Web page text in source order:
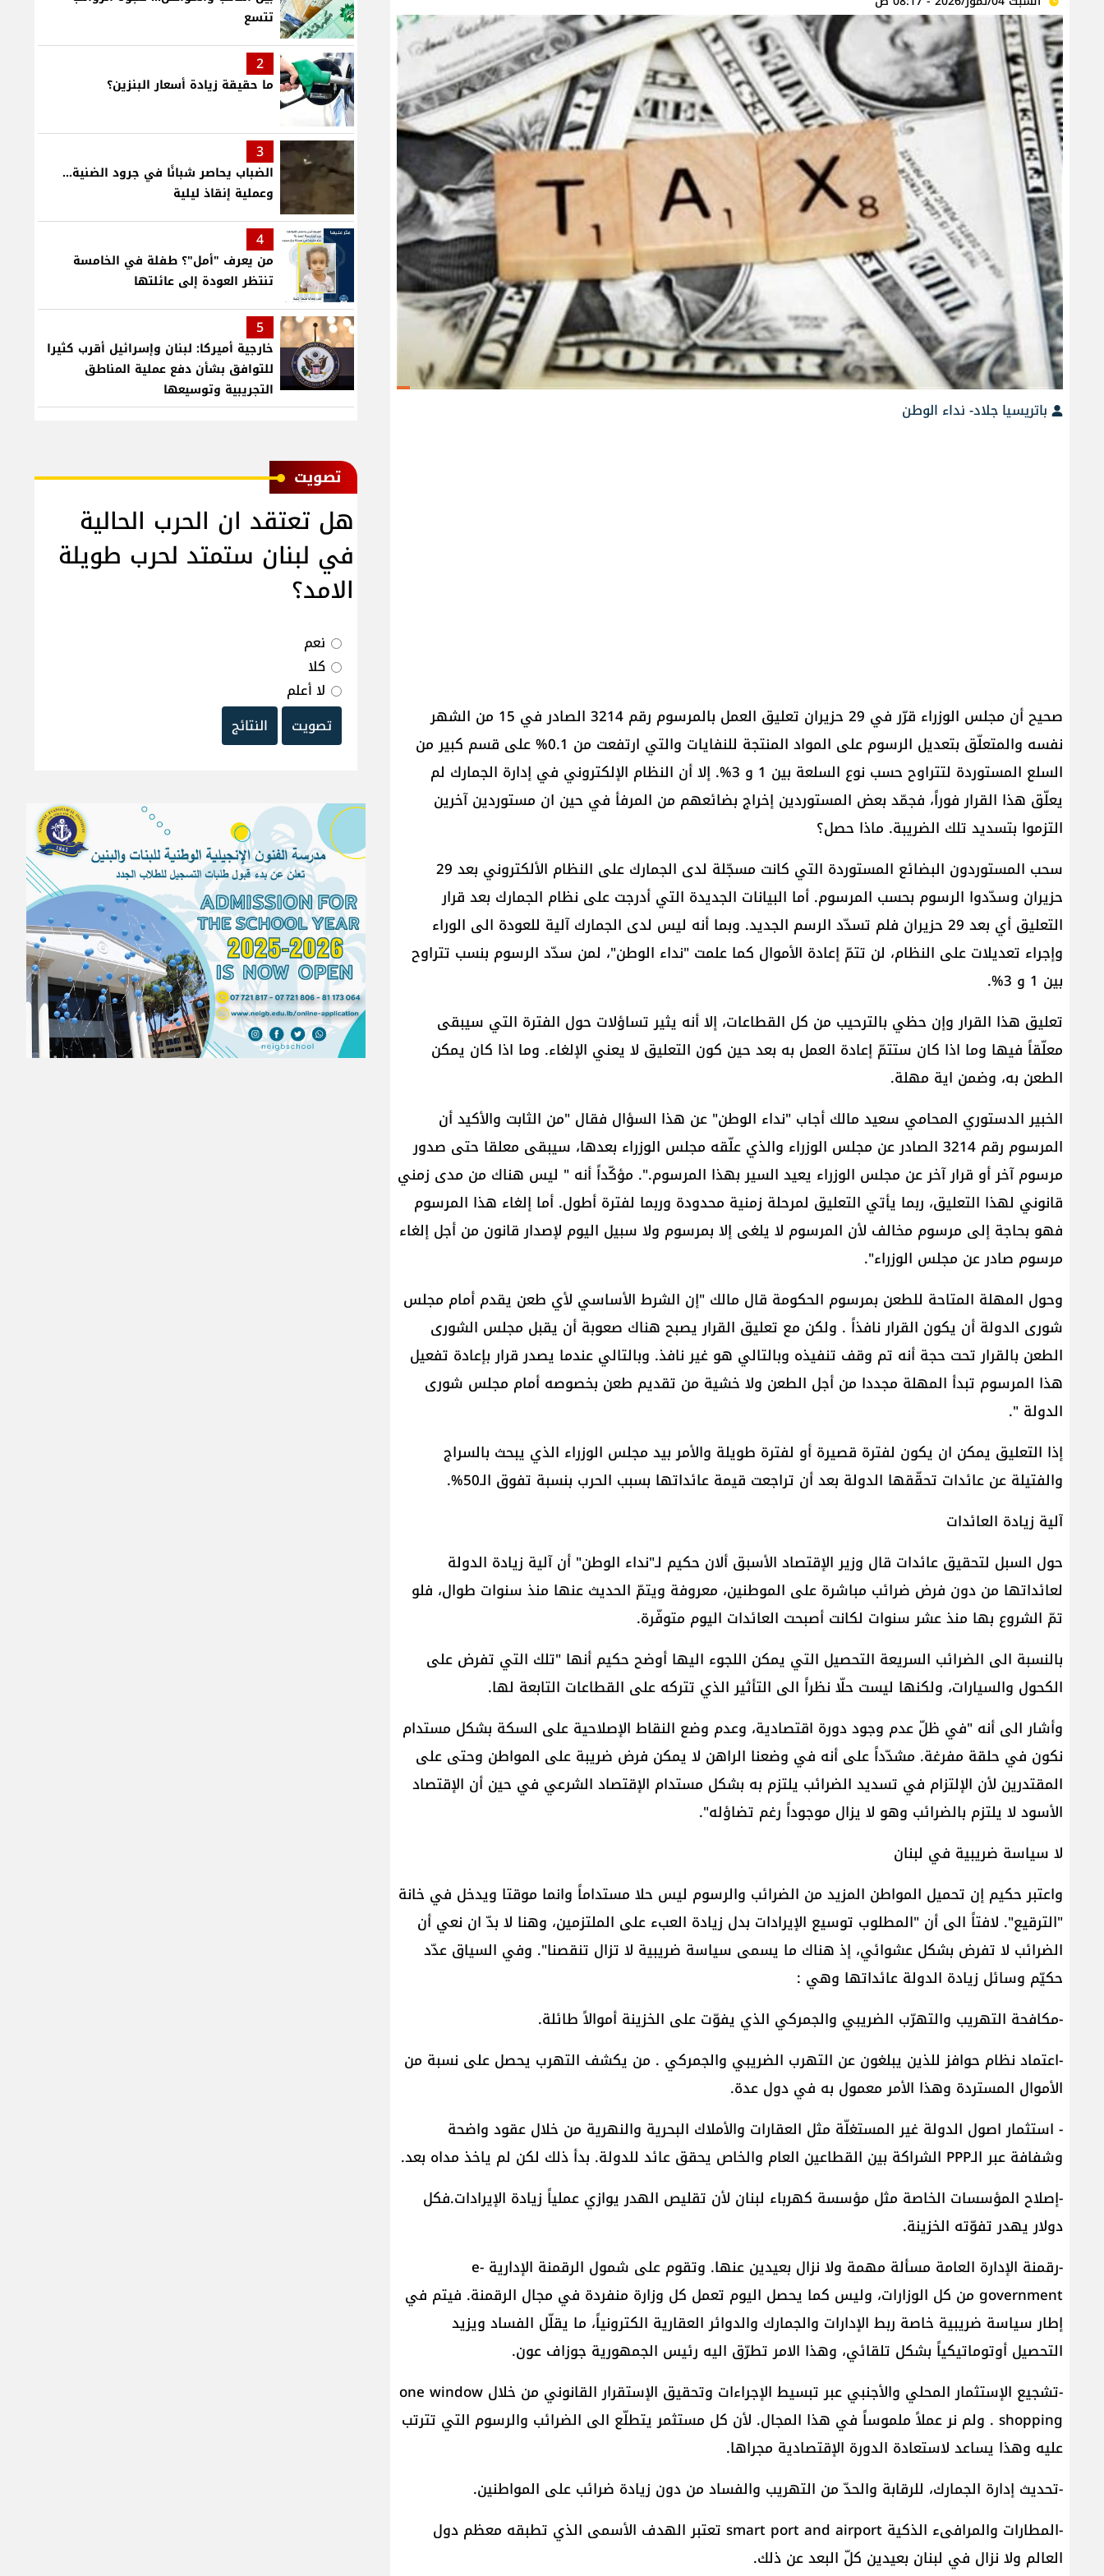
باتريسيا جلاد- نداء الوطن
صحيح أن مجلس الوزراء قرّر في 29 حزيران تعليق العمل بالمرسوم رقم 3214 الصادر في 15 من الشهر
نفسه والمتعلّق بتعديل الرسوم على المواد المنتجة للنفايات والتي ارتفعت من 0.1% على قسم كبير من
السلع المستوردة لتتراوح حسب نوع السلعة بين 1 و 3%. إلا أن النظام الإلكتروني في إدارة الجمارك لم
يعلّق هذا القرار فوراً، فجمّد بعض المستوردين إخراج بضائعهم من المرفأ في حين ان مستوردين آخرين
التزموا بتسديد تلك الضريبة. ماذا حصل؟
سحب المستوردون البضائع المستوردة التي كانت مسجّلة لدى الجمارك على النظام الألكتروني بعد 29
حزيران وسدّدوا الرسوم بحسب المرسوم. أما البيانات الجديدة التي أدرجت على نظام الجمارك بعد قرار
التعليق أي بعد 29 حزيران فلم تسدّد الرسم الجديد. وبما أنه ليس لدى الجمارك آلية للعودة الى الوراء
وإجراء تعديلات على النظام، لن تتمّ إعادة الأموال كما علمت "نداء الوطن"، لمن سدّد الرسوم بنسب تتراوح
بين 1 و 3%.
تعليق هذا القرار وإن حظي بالترحيب من كل القطاعات، إلا أنه يثير تساؤلات حول الفترة التي سيبقى
معلّقاً فيها وما اذا كان ستتمّ إعادة العمل به بعد حين كون التعليق لا يعني الإلغاء. وما اذا كان يمكن
الطعن به، وضمن اية مهلة.
الخبير الدستوري المحامي سعيد مالك أجاب "نداء الوطن" عن هذا السؤال فقال "من الثابت والأكيد أن
المرسوم رقم 3214 الصادر عن مجلس الوزراء والذي علّقه مجلس الوزراء بعدها، سيبقى معلقا حتى صدور
مرسوم آخر أو قرار آخر عن مجلس الوزراء يعيد السير بهذا المرسوم.". مؤكّداً أنه " ليس هناك من مدى زمني
قانوني لهذا التعليق، ربما يأتي التعليق لمرحلة زمنية محدودة وربما لفترة أطول. أما إلغاء هذا المرسوم
فهو بحاجة إلى مرسوم مخالف لأن المرسوم لا يلغى إلا بمرسوم ولا سبيل اليوم لإصدار قانون من أجل إلغاء
مرسوم صادر عن مجلس الوزراء".
وحول المهلة المتاحة للطعن بمرسوم الحكومة قال مالك "إن الشرط الأساسي لأي طعن يقدم أمام مجلس
شورى الدولة أن يكون القرار نافذاً . ولكن مع تعليق القرار يصبح هناك صعوبة أن يقبل مجلس الشورى
الطعن بالقرار تحت حجة أنه تم وقف تنفيذه وبالتالي هو غير نافذ. وبالتالي عندما يصدر قرار بإعادة تفعيل
هذا المرسوم تبدأ المهلة مجددا من أجل الطعن ولا خشية من تقديم طعن بخصوصه أمام مجلس شورى
الدولة ".
إذا التعليق يمكن ان يكون لفترة قصيرة أو لفترة طويلة والأمر بيد مجلس الوزراء الذي يبحث بالسراج
والفتيلة عن عائدات تحقّقها الدولة بعد أن تراجعت قيمة عائداتها بسبب الحرب بنسبة تفوق الـ50%.
آلية زيادة العائدات
حول السبل لتحقيق عائدات قال وزير الإقتصاد الأسبق ألان حكيم لـ"نداء الوطن" أن آلية زيادة الدولة
لعائداتها من دون فرض ضرائب مباشرة على الموطنين، معروفة ويتمّ الحديث عنها منذ سنوات طوال، فلو
تمّ الشروع بها منذ عشر سنوات لكانت أصبحت العائدات اليوم متوفّرة.
بالنسبة الى الضرائب السريعة التحصيل التي يمكن اللجوء اليها أوضح حكيم أنها "تلك التي تفرض على
الكحول والسيارات، ولكنها ليست حلّا نظراً الى التأثير الذي تتركه على القطاعات التابعة لها.
وأشار الى أنه "في ظلّ عدم وجود دورة اقتصادية، وعدم وضع النقاط الإصلاحية على السكة بشكل مستدام
نكون في حلقة مفرغة. مشدّداً على أنه في وضعنا الراهن لا يمكن فرض ضريبة على المواطن وحتى على
المقتدرين لأن الإلتزام في تسديد الضرائب يلتزم به بشكل مستدام الإقتصاد الشرعي في حين أن الإقتصاد
الأسود لا يلتزم بالضرائب وهو لا يزال موجوداً رغم تضاؤله".
لا سياسة ضريبية في لبنان
واعتبر حكيم إن تحميل المواطن المزيد من الضرائب والرسوم ليس حلا مستداماً وانما موقتا ويدخل في خانة
"الترقيع". لافتاً الى أن "المطلوب توسيع الإيرادات بدل زيادة العبء على الملتزمين، وهنا لا بدّ ان نعي أن
الضرائب لا تفرض بشكل عشوائي، إذ هناك ما يسمى سياسة ضريبية لا تزال تنقصنا". وفي السياق عدّد
حكيّم وسائل زيادة الدولة عائداتها وهي :
-مكافحة التهريب والتهرّب الضريبي والجمركي الذي يفوّت على الخزينة أموالاً طائلة.
-اعتماد نظام حوافز للذين يبلغون عن التهرب الضريبي والجمركي . من يكشف التهرب يحصل على نسبة من
الأموال المستردة وهذا الأمر معمول به في دول عدة.
- استثمار اصول الدولة غير المستغلّة مثل العقارات والأملاك البحرية والنهرية من خلال عقود واضحة
وشفافة عبر الـPPP الشراكة بين القطاعين العام والخاص يحقق عائد للدولة. بدأ ذلك لكن لم ياخذ مداه بعد.
-إصلاح المؤسسات الخاصة مثل مؤسسة كهرباء لبنان لأن تقليص الهدر يوازي عملياً زيادة الإيرادات.فكل
دولار يهدر تفوّته الخزينة.
-رقمنة الإدارة العامة مسألة مهمة ولا نزال بعيدين عنها. وتقوم على شمول الرقمنة الإدارية e-
government من كل الوزارات، وليس كما يحصل اليوم تعمل كل وزارة منفردة في مجال الرقمنة. فيتم في
إطار سياسة ضريبية خاصة ربط الإدارات والجمارك والدوائر العقارية الكترونياً، ما يقلّل الفساد ويزيد
التحصيل أوتوماتيكياً بشكل تلقائي، وهذا الامر تطرّق اليه رئيس الجمهورية جوزاف عون.
-تشجيع الإستثمار المحلي والأجنبي عبر تبسيط الإجراءات وتحقيق الإستقرار القانوني من خلال one window
shopping . ولم نر عملاً ملموساً في هذا المجال. لأن كل مستثمر يتطلّع الى الضرائب والرسوم التي تترتب
عليه وهذا يساعد لاستعادة الدورة الإقتصادية مجراها.
-تحديث إدارة الجمارك، للرقابة والحدّ من التهريب والفساد من دون زيادة ضرائب على المواطنين.
-المطارات والمرافىء الذكية smart port and airport تعتبر الهدف الأسمى الذي تطبقه معظم دول
العالم ولا نزال في لبنان بعيدين كلّ البعد عن ذلك.
تتسع
2
ما حقيقة زيادة أسعار البنزين؟
3
الضباب يحاصر شبانًا في جرود الضنية...
وعملية إنقاذ ليلية
4
من يعرف "أمل"؟ طفلة في الخامسة
تنتظر العودة إلى عائلتها
5
خارجية أميركا: لبنان وإسرائيل أقرب كثيرا
للتوافق بشأن دفع عملية المناطق
التجريبية وتوسيعها
ﺗﺼﻮﻳﺖ
هل تعتقد ان الحرب الحالية
في لبنان ستمتد لحرب طويلة
الامد؟
نعم
كلا
لا أعلم
تصويت
النتائج